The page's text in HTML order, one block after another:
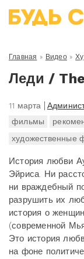
Главная » Видео»
Леди /
11 марта
фильмы
художественные
История любви
Эйриса. Ни
ни враждебный
разрушить их
история о
(современной
Это история
на фоне